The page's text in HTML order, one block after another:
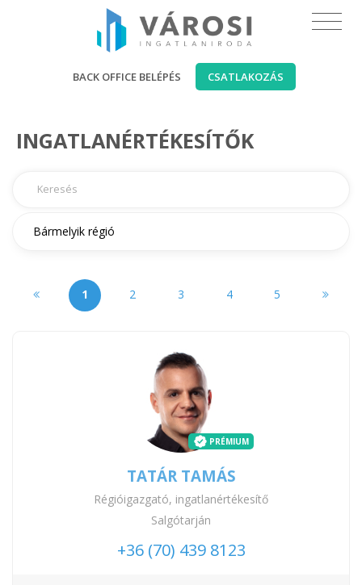
BACK OFFICE BELÉPÉS CSATLAKOZÁS
INGATLANÉRTÉKESÍTŐK
1 2 3 4 5
PRÉMIUM
TATÁR TAMÁS
Régióigazgató, ingatlanértékesítő
Salgótarján
+36 (70) 439 8123